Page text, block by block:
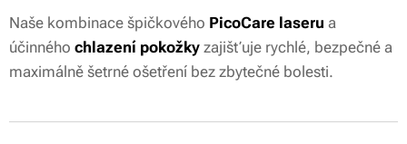
Naše kombinace špičkového PicoCare laseru a
účinného chlazení pokožky zajišťuje rychlé, bezpečné a
maximálně šetrné ošetření bez zbytečné bolesti.